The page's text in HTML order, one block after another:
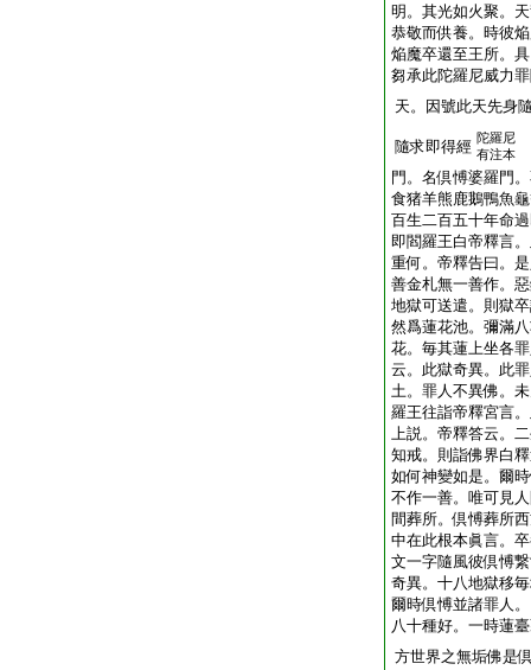
明。其光如火聚。
恭敬而供養。時彼
焔魔卒還至王所。
芻承此陀羅尼威力
天。因號此天先身
隨求即得經 陀羅尼
有注本
門。名倶愽婆羅門
食猪羊熊鹿鵝鴨魚
百生二百五十年命
即閻羅王白帝釋言
重何。帝釋告曰。
善金札無一善作。
地獄可送遣。則獄
然爲蓮花池。彌滿
花。毎其蓮上坐各
云。此獄奇異。此
土。罪人不異佛。
羅王往詣帝釋宮言
上説。帝釋答云。
知戒。則詣佛界白
如何神變如是。爾
不作一善。唯可見
間葬所。倶愽葬所
中在此根本眞言。
文一字隨風彼倶愽
奇異。十八地獄移
爾時倶愽並諸罪人
八十種好。一時蓮
方世界之無垢佛是